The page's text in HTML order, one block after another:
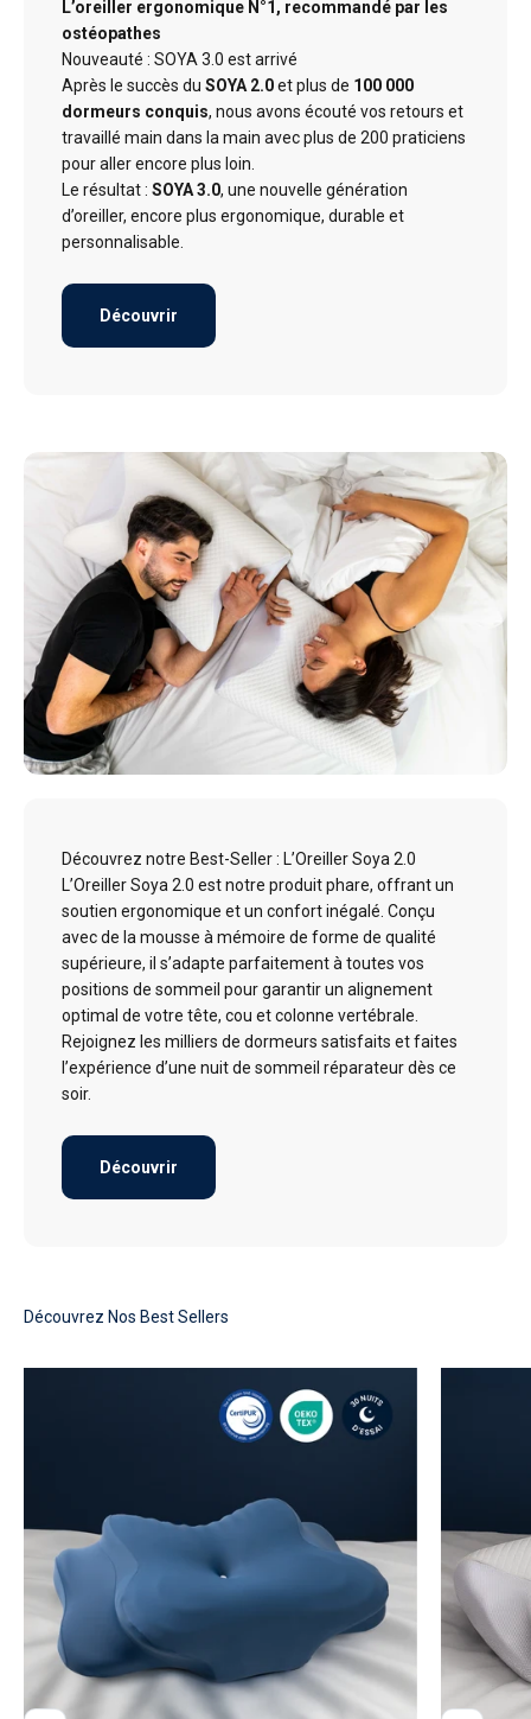
L’oreiller ergonomique N°1, recommandé par les
ostéopathes
Nouveauté : SOYA 3.0 est arrivé
Après le succès du SOYA 2.0et plus de 100 000
dormeurs conquis, nous avons écouté vos retours et
travaillé main dans la main avec plus de 200 praticiens
pour aller encore plus loin.
Le résultat : SOYA 3.0, une nouvelle génération
d’oreiller, encore plus ergonomique, durable et
personnalisable.
Découvrir
Découvrez notre Best-Seller : L’Oreiller Soya 2.0
L’Oreiller Soya 2.0 est notre produit phare, offrant un
soutien ergonomique et un confort inégalé. Conçu
avec de la mousse à mémoire de forme de qualité
supérieure, il s’adapte parfaitement à toutes vos
positions de sommeil pour garantir un alignement
optimal de votre tête, cou et colonne vertébrale.
Rejoignez les milliers de dormeurs satisfaits et faites
l’expérience d’une nuit de sommeil réparateur dès ce
soir.
Découvrir